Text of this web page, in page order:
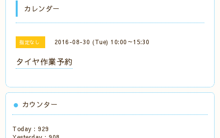
カレンダー
指定なし 2016-08-30 (Tue) 10:00～15:30
タイヤ作業予約
カウンター
Today :929